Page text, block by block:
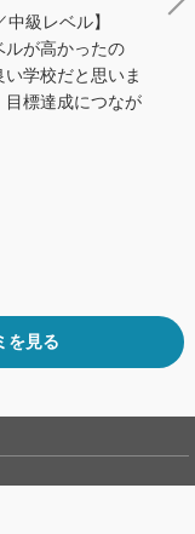
級レベル】
ルが高かったの
学校だと思いま
目標達成につなが
を見る